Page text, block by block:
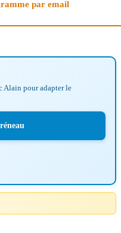
par email
Alain pour adapter le